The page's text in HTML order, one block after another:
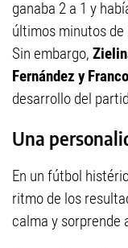
ganaba 2 a 1 y
últimos minutos
Sin embargo,
Fernández y
desarrollo del
Una
En un fútbol
ritmo de los
calma y sorprende